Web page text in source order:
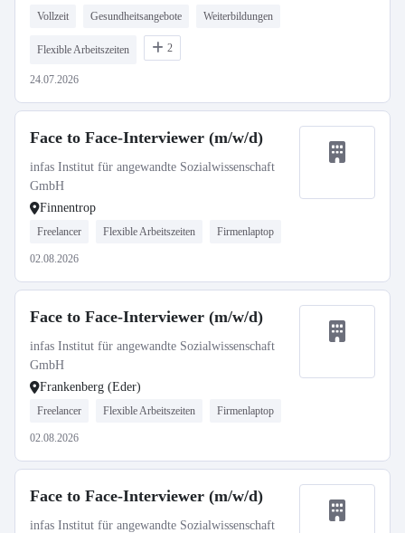
Vollzeit Gesundheitsangebote Weiterbildungen
Flexible Arbeitszeiten 2
24.07.2026
Face to Face-Interviewer (m/w/d)
infas Institut für angewandte Sozialwissenschaft
GmbH
Finnentrop
Freelancer Flexible Arbeitszeiten Firmenlaptop
02.08.2026
Face to Face-Interviewer (m/w/d)
infas Institut für angewandte Sozialwissenschaft
GmbH
Frankenberg (Eder)
Freelancer Flexible Arbeitszeiten Firmenlaptop
02.08.2026
Face to Face-Interviewer (m/w/d)
infas Institut für angewandte Sozialwissenschaft